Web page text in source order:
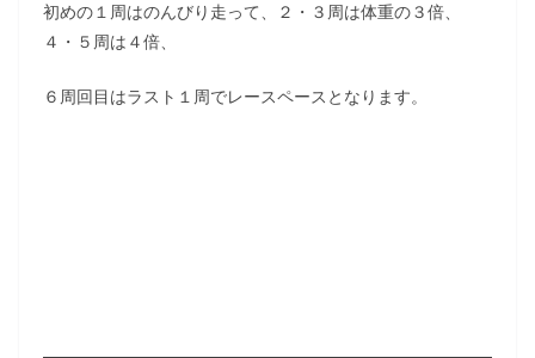
初めの１周はのんびり走って、２・３周は体重の３倍、
４・５周は４倍、
６周回目はラスト１周でレースペースとなります。